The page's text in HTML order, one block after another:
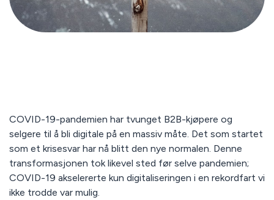
COVID-19-pandemien har tvunget B2B-kjøpere og
selgere til å bli digitale på en massiv måte. Det som startet
som et krisesvar har nå blitt den nye normalen. Denne
transformasjonen tok likevel sted før selve pandemien;
COVID-19 akselererte kun digitaliseringen i en rekordfart vi
ikke trodde var mulig.